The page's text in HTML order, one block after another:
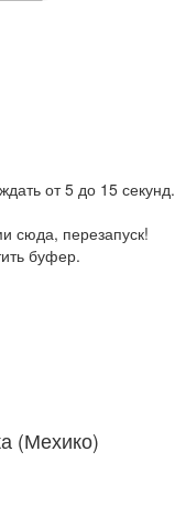
от 5 до 15 секунд.
сюда, перезапуск!
буфер.
(Мехико)